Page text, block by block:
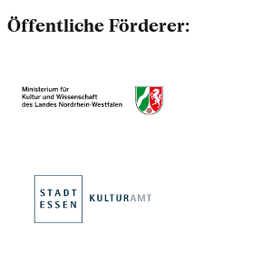
Öffentliche Förderer: